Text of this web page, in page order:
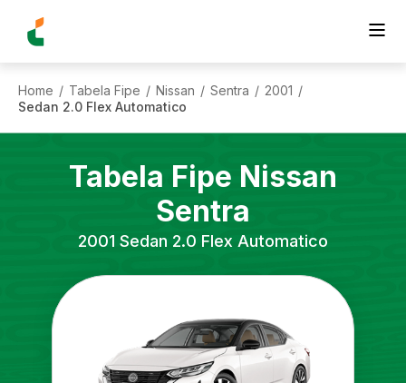
Home / Tabela Fipe / Nissan / Sentra / 2001 /
Sedan 2.0 Flex Automatico
Tabela Fipe Nissan
Sentra
2001 Sedan 2.0 Flex Automatico